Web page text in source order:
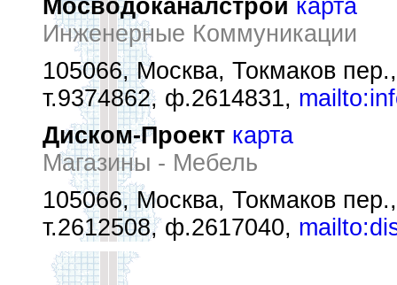
Мосводоканалстрой карта
Инженерные Коммуникации
105066, Москва, Токмаков
т.9374862, ф.2614831,
Диском-Проект карта
Магазины - Мебель
105066, Москва, Токмаков
т.2612508, ф.2617040,